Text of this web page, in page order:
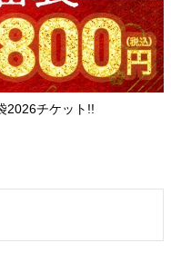
2026チケット!!